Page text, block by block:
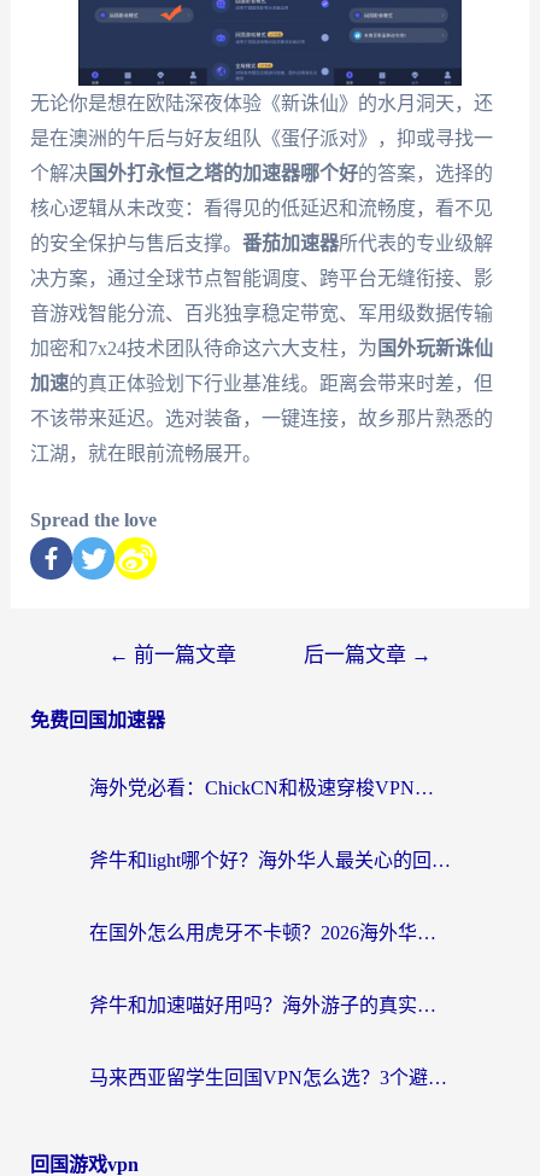
无论你是想在欧陆深夜体验《新诛仙》的水月洞天，还
是在澳洲的午后与好友组队《蛋仔派对》，抑或寻找一
个解决国外打永恒之塔的加速器哪个好的答案，选择的
核心逻辑从未改变：看得见的低延迟和流畅度，看不见
的安全保护与售后支撑。 番茄加速器所代表的专业级解
决方案，通过全球节点智能调度、跨平台无缝衔接、影
音游戏智能分流、百兆独享稳定带宽、军用级数据传输
加密和7x24技术团队待命这六大支柱，为 国外玩新诛仙
加速的真正体验划下行业基准线。距离会带来时差，但
不该带来延迟。选对装备，一键连接，故乡那片熟悉的
江湖，就在眼前流畅展开。
Spread the love
← 前一篇文章 后一篇文章 →
免费回国加速器
海外党必看：ChickCN和极速穿梭VPN好用吗？3招教你选对回国加速器无缝刷国内资源
斧牛和light哪个好？海外华人最关心的回国加速器选择难题，一篇讲透
在国外怎么用虎牙不卡顿？2026海外华人亲测有效的回国加速器选择指南
斧牛和加速喵好用吗？海外游子的真实选择困境
马来西亚留学生回国VPN怎么选？3个避坑点+1款实测好用的加速器推荐
回国游戏vpn